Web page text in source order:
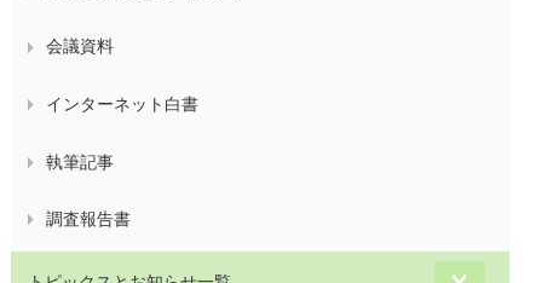
会議資料
インターネット白書
執筆記事
調査報告書